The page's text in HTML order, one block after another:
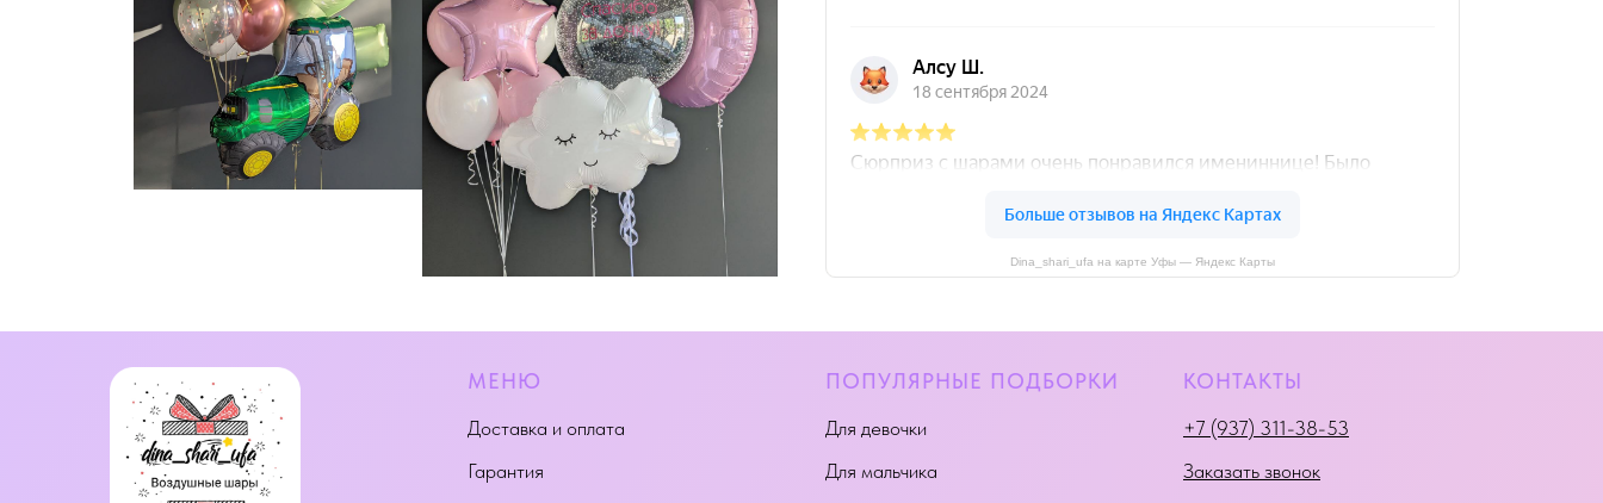
Dina_shari_ufa на карте Уфы — Яндекс Карты
МЕНЮ
Доставка и оплата
Гарантия
ПОПУЛЯРНЫЕ ПОДБОРКИ
Для девочки
Для мальчика
КОНТАКТЫ
+7 (937) 311-38-53
Заказать звонок